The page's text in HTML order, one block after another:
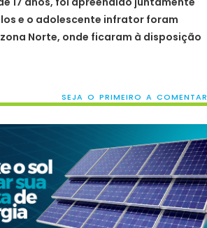
e o adolescente infrator foram
Norte, onde ficaram à disposição
SEJA O PRIMEIRO A COMENTAR